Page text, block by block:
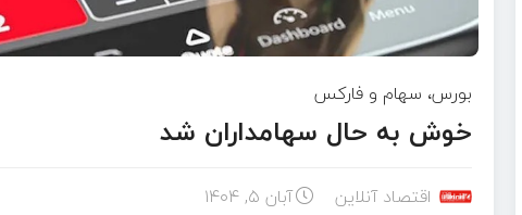
بورس، سهام و فارکس
خوش به حال سهامداران شد
اقتصاد آنلاین آبان ۵, ۱۴۰۴